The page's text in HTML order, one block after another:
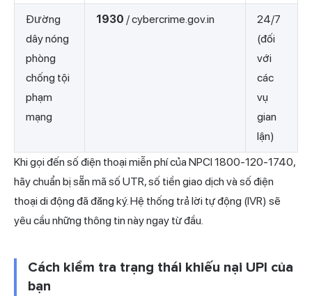
Đường
dây nóng
phòng
chống tội
phạm
mạng
1930 / cybercrime.gov.in
24/7
(đối
với
các
vụ
gian
lận)
Khi gọi đến số điện thoại miễn phí của NPCI 1800-120-1740,
hãy chuẩn bị sẵn mã số UTR, số tiền giao dịch và số điện
thoại di động đã đăng ký. Hệ thống trả lời tự động (IVR) sẽ
yêu cầu những thông tin này ngay từ đầu.
Cách kiểm tra trạng thái khiếu nại UPI của
bạn